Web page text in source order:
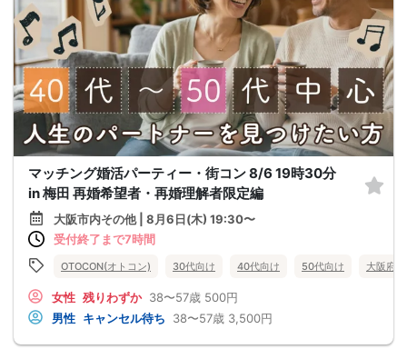
マッチング婚活パーティー・街コン 8/6 19時30分
in 梅田 再婚希望者・再婚理解者限定編
大阪市内その他 | 8月6日(木) 19:30〜
受付終了まで7時間
OTOCON(オトコン) 30代向け 40代向け 50代向け 大阪府
女性 残りわずか 38〜57歳 500円
男性 キャンセル待ち 38〜57歳 3,500円